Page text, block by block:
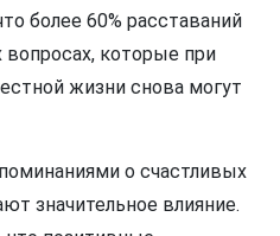
более 60% расставаний
которые при
жизни снова могут
о счастливых
значительное влияние.